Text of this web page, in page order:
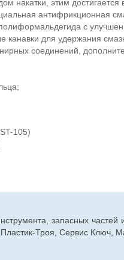
накатки, этим достигается
антифрикционная
с
для удержания
соединений,
105)
запасных
Троя, Сервис Ключ,